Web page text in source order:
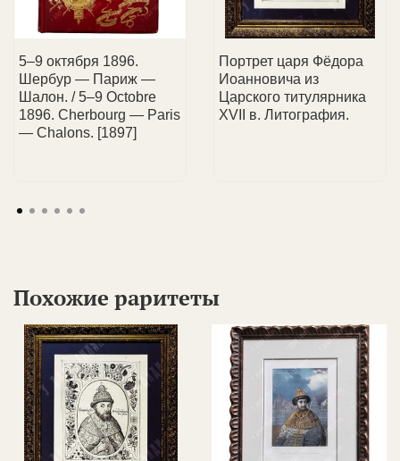
📩 Чекоб оплатепридет на Ваш e-mail.
📞 Менеджер свяжется с вами, чтобы обсудить
детали доставки.
💼 Услуги для всех:
консультируем как частных
5–9 октября 1896.
Шербур — Париж —
Шалон. / 5–9 Octobre
1896. Cherbourg — Paris
— Chalons. [1897]
Портрет царя Фёдора
Иоанновича из
Царского титулярника
XVII в. Литография.
Похожие раритеты